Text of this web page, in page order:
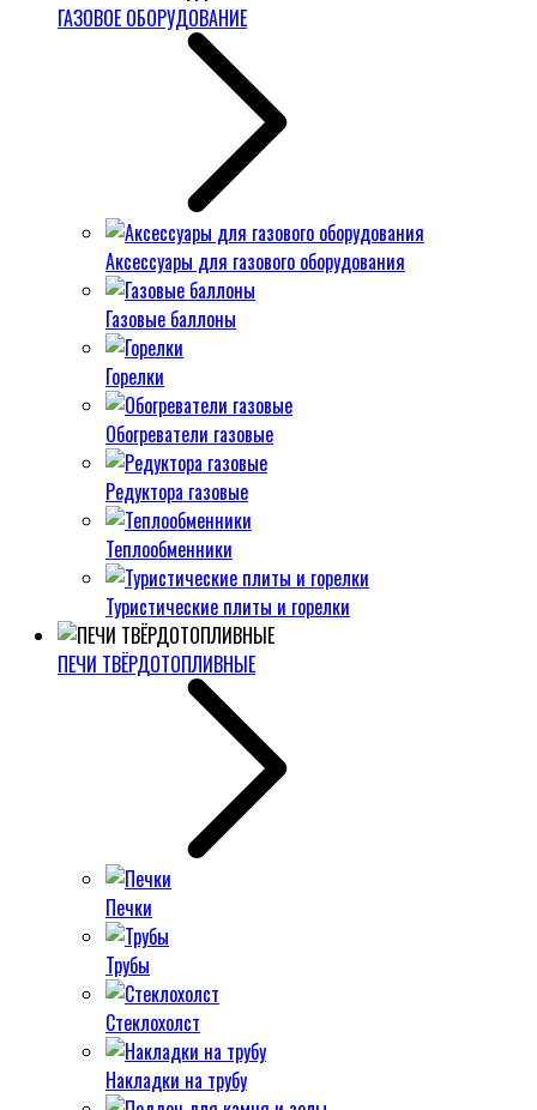
ГАЗОВОЕ ОБОРУДОВАНИЕ
Аксессуары для газового оборудования
Газовые баллоны
Горелки
Обогреватели газовые
Редуктора газовые
Теплообменники
Туристические плиты и горелки
ПЕЧИ ТВЁРДОТОПЛИВНЫЕ
Печки
Трубы
Стеклохолст
Накладки на трубу